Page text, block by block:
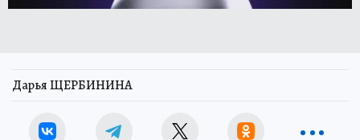
Дарья ЩЕРБИНИНА